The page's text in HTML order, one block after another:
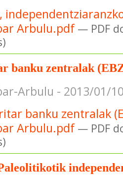
Arbulu.pdf — PDF
banku zentralak
Arbulu - 2013/01/
banku zentralak
Arbulu.pdf — PDF